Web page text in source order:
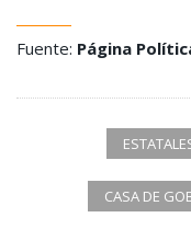
Fuente: Página
CASA DE